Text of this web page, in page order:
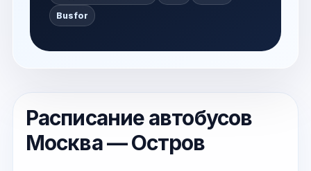
Busfor
Расписание автобусов
Москва — Остров